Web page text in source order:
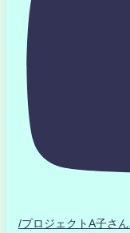
/プロジェクトA子さ